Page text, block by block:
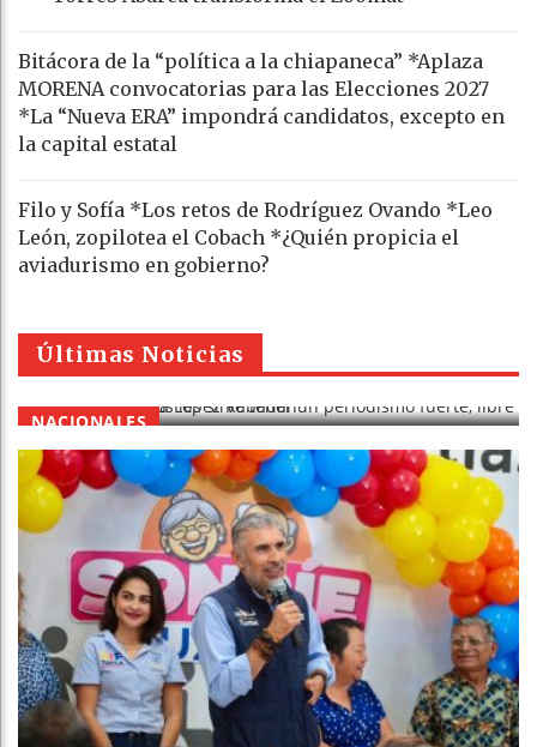
Bitácora de la “política a la chiapaneca” *Aplaza
MORENA convocatorias para las Elecciones 2027
*La “Nueva ERA” impondrá candidatos, excepto en
la capital estatal
Filo y Sofía *Los retos de Rodríguez Ovando *Leo
León, zopilotea el Cobach *¿Quién propicia el
aviadurismo en gobierno?
Últimas Noticias
NACIONALES
periodismo fuerte, libre y objetivo: Kenia
López Rabadán